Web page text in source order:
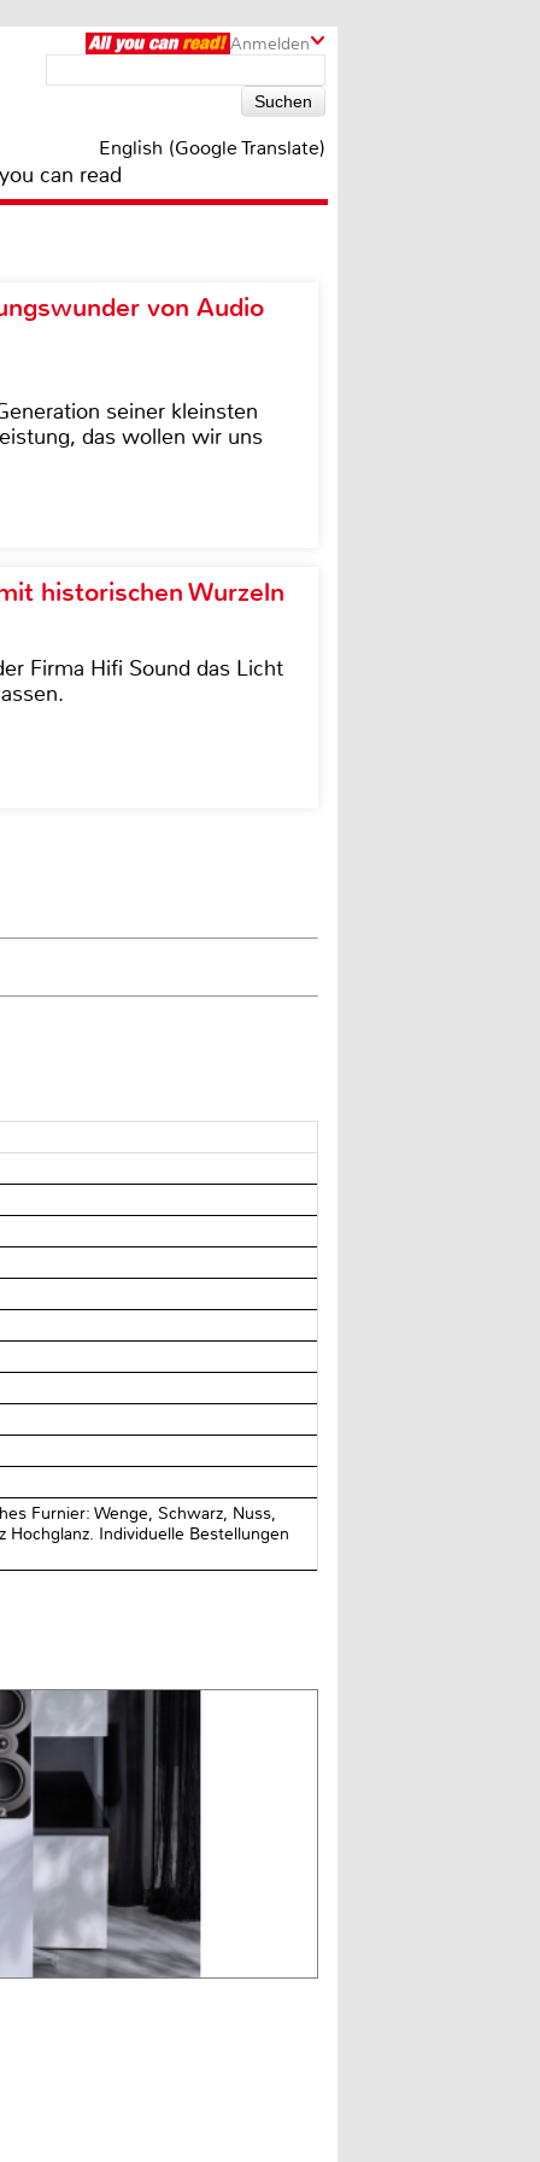
Anmelden
English (Google Translate)
can read
von Audio
seiner kleinsten
das wollen wir uns
historischen Wurzeln
Firma Hifi Sound das Licht
Furnier: Wenge, Schwarz, Nuss,
Hochglanz. Individuelle Bestellungen